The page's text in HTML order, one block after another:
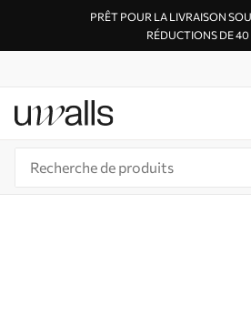
PRÊT POUR LA LIVRAISON
RÉDUCTIONS DE 40